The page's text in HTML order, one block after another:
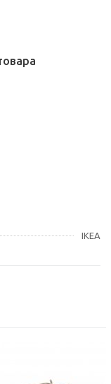
IKEA